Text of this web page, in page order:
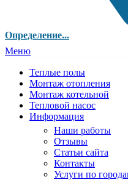
Определение...
Меню
Теплые полы
Монтаж отопления
Монтаж котельной
Тепловой насос
Информация
Наши работы
Отзывы
Статьи сайта
Контакты
Услуги по